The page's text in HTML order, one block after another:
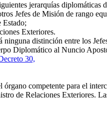
jerarquías diplomáticas
Jefes de Misión de rango
Estado;
Exteriores.
distinción entre los
Diplomático al Nuncio
30,
competente para el
de Relaciones Exteriores.